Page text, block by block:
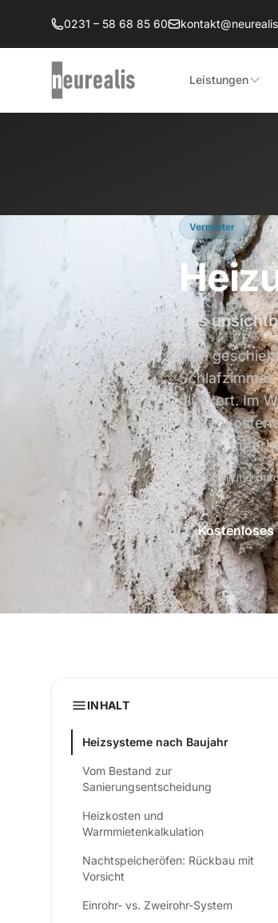
Zum Hauptinhalt springen
0231 – 58 68 85 60
Leistungen
Vermieter
Das
Was
Schlafzimmer
gluckert. Im
kostet.
Ausführung
INHALT
Heizsysteme nach Baujahr
Vom Bestand zur
Sanierungsentscheidung
Heizkosten und
Warmmietenkalkulation
Nachtspeicheröfen: Rückbau mit
Vorsicht
Einrohr- vs. Zweirohr-System